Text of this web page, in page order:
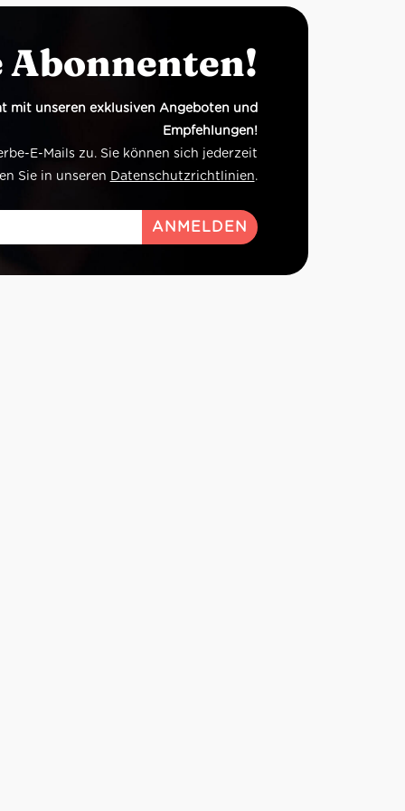
Abonnenten!
mit unseren exklusiven Angeboten und
Empfehlungen!
E-Mails zu. Sie können sich jederzeit
Sie in unseren Datenschutzrichtlinien.